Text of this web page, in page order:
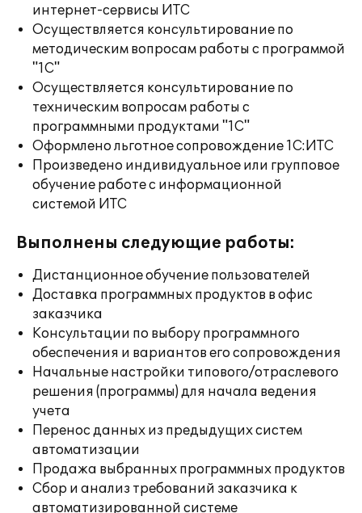
интернет-сервисы ИТС
Осуществляется консультирование по
методическим вопросам работы с программой
"1С"
Осуществляется консультирование по
техническим вопросам работы с
программными продуктами "1С"
Оформлено льготное сопровождение 1С:ИТС
Произведено индивидуальное или групповое
обучение работе с информационной
системой ИТС
Выполнены следующие работы:
Дистанционное обучение пользователей
Доставка программных продуктов в офис
заказчика
Консультации по выбору программного
обеспечения и вариантов его сопровождения
Начальные настройки типового/отраслевого
решения (программы) для начала ведения
учета
Перенос данных из предыдущих систем
автоматизации
Продажа выбранных программных продуктов
Сбор и анализ требований заказчика к
автоматизированной системе